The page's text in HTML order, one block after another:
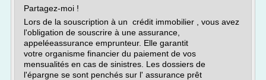
Partagez-moi !
Lors de la souscription à un crédit immobilier , vous avez
l'obligation de souscrire à une assurance,
appeléeassurance emprunteur. Elle garantit
votre organisme financier du paiement de vos
mensualités en cas de sinistres. Les dossiers de
l'épargne se sont penchés sur l' assurance prêt